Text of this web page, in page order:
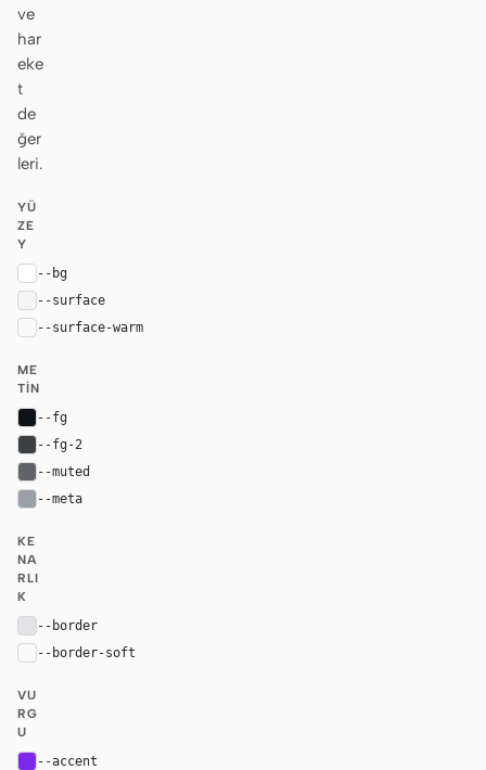
ve
har
eke
t
de
ğer
leri.
YÜ
ZE
Y
--bg
--surface
--surface-warm
ME
TIN
--fg
--fg-2
--muted
--meta
KE
NA
RLI
K
--border
--border-soft
VU
RG
U
--accent